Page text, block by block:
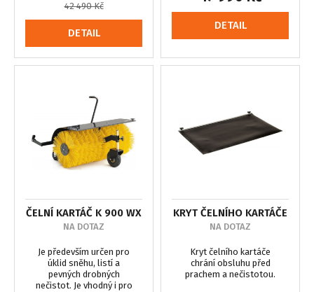
42 490 Kč
DETAIL
DETAIL
ČELNÍ KARTÁČ K 900 WX
NA DOTAZ
Je především určen pro
úklid sněhu, listí a
pevných drobných
nečistot. Je vhodný i pro
KRYT ČELNÍHO KARTÁČE
NA DOTAZ
Kryt čelního kartáče
chrání obsluhu před
prachem a nečistotou.